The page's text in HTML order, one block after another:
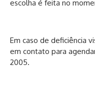
escolha é feita no
Em caso de deficiência
em contato para
2005.